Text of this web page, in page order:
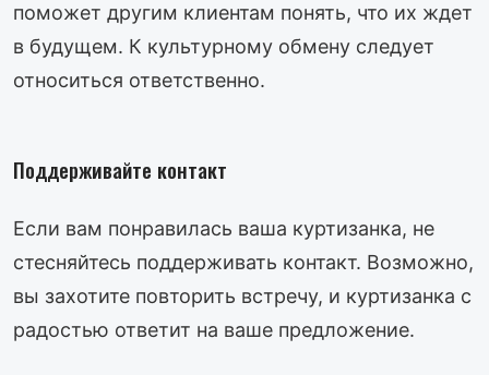
поможет другим клиентам понять, что их ждет
в будущем. К культурному обмену следует
относиться ответственно.
Поддерживайте контакт
Если вам понравилась ваша куртизанка, не
стесняйтесь поддерживать контакт. Возможно,
вы захотите повторить встречу, и куртизанка с
радостью ответит на ваше предложение.